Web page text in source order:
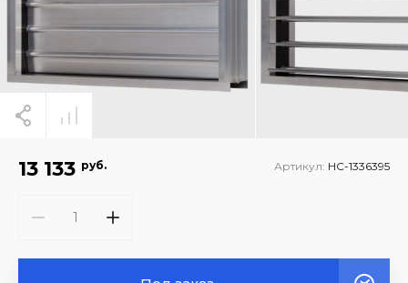
13 133 руб. Артикул: НС-1336395